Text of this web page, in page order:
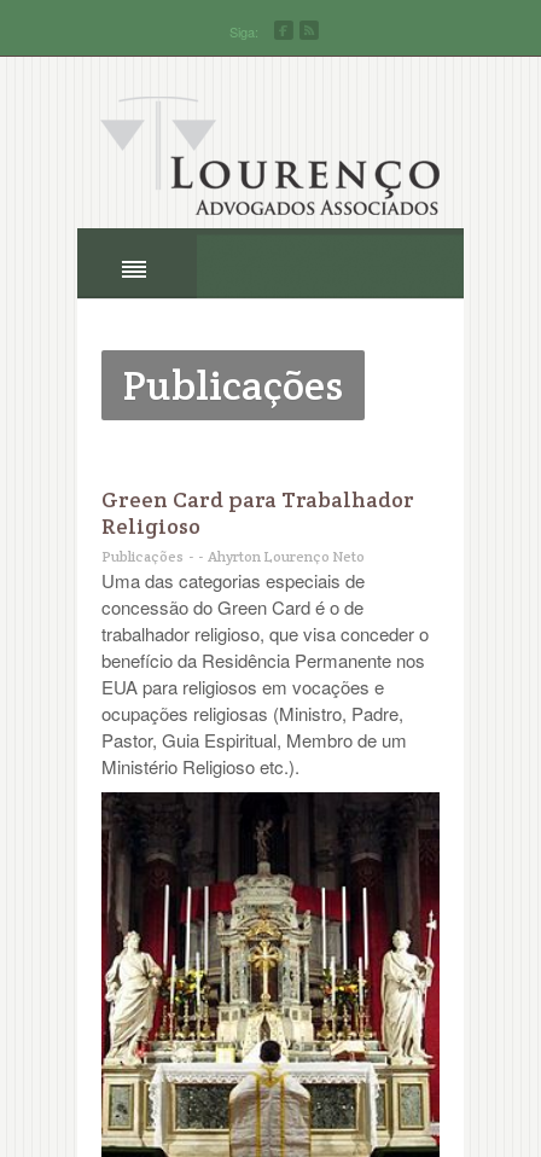
Siga:
Publicações
Green Card para Trabalhador
Religioso
Publicações - - Ahyrton Lourenço Neto
Uma das categorias especiais de
concessão do Green Card é o de
trabalhador religioso, que visa conceder o
benefício da Residência Permanente nos
EUA para religiosos em vocações e
ocupações religiosas (Ministro, Padre,
Pastor, Guia Espiritual, Membro de um
Ministério Religioso etc.).